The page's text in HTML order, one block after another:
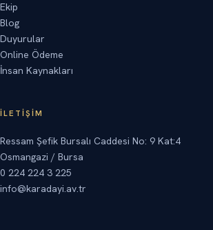
Ekip
Blog
Duyurular
Online Ödeme
İnsan Kaynakları
İLETIŞIM
Ressam Şefik Bursalı Caddesi No: 9 Kat:4
Osmangazi / Bursa
0 224 224 3 225
info@karadayi.av.tr